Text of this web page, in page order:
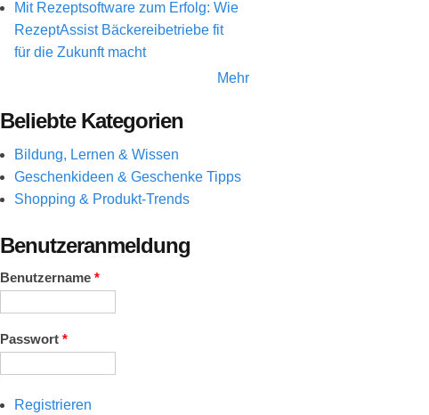
Mit Rezeptsoftware zum Erfolg: Wie
RezeptAssist Bäckereibetriebe fit
für die Zukunft macht
Mehr
Beliebte Kategorien
Bildung, Lernen & Wissen
Geschenkideen & Geschenke Tipps
Shopping & Produkt-Trends
Benutzeranmeldung
Benutzername *
Passwort *
Registrieren